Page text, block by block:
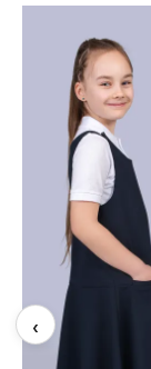
Braškių
kibirais
‹